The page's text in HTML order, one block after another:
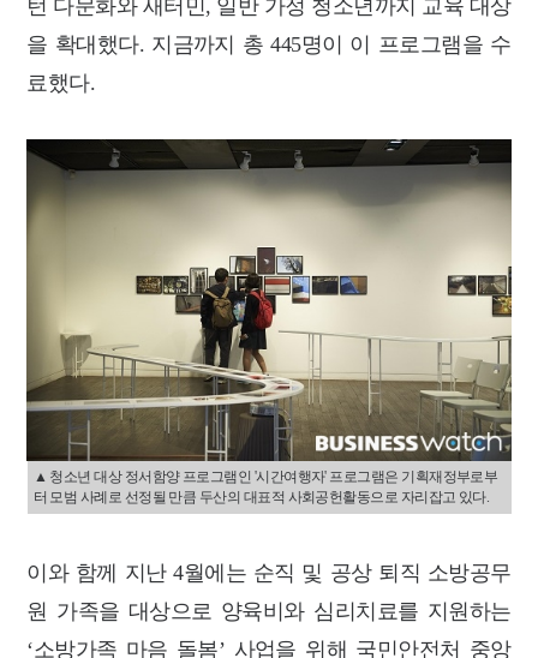
턴 다문화와 새터민, 일반 가정 청소년까지 교육 대상
을 확대했다. 지금까지 총 445명이 이 프로그램을 수
료했다.
▲ 청소년 대상 정서함양 프로그램인 '시간여행자' 프로그램은 기획재정부로부
터 모범 사례로 선정될 만큼 두산의 대표적 사회공헌활동으로 자리잡고 있다.
이와 함께 지난 4월에는 순직 및 공상 퇴직 소방공무
원 가족을 대상으로 양육비와 심리치료를 지원하는
‘소방가족 마음 돌봄’ 사업을 위해 국민안전처 중앙